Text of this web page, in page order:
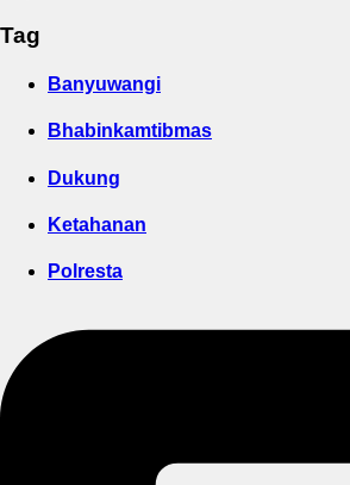
Tag
Banyuwangi
Bhabinkamtibmas
Dukung
Ketahanan
Polresta